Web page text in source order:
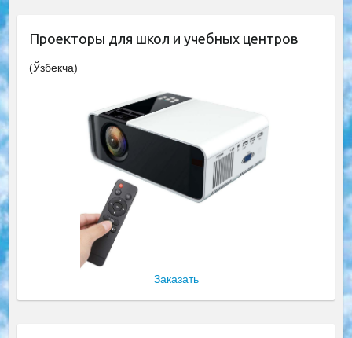
Проекторы для школ и учебных центров
(Ўзбекча)
Заказать